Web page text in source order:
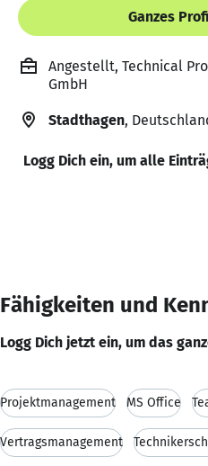
Ganzes
Angestellt, Technical
GmbH
Stadthagen,
Logg Dich ein, um alle
Fähigkeiten und
Logg Dich jetzt ein, um das
Projektmanagement MS Office
Vertragsmanagement